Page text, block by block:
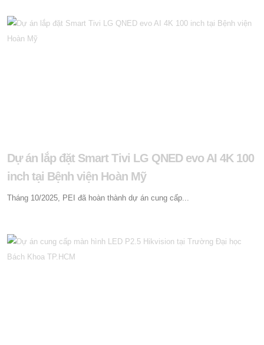
Dự án lắp đặt Smart Tivi LG QNED evo AI 4K 100
inch tại Bệnh viện Hoàn Mỹ
Tháng 10/2025, PEI đã hoàn thành dự án cung cấp...